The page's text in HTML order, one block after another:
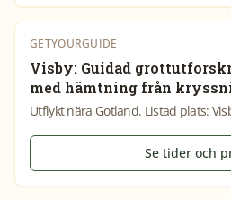
GETYOURGUIDE
Visby: Guidad
med hämtning från
Utflykt nära Gotland. Listad plats:
Se tider och